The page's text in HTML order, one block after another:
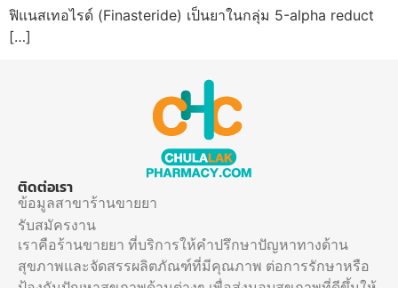
ฟิแนสเทอไรด์ (Finasteride) เป็นยาในกลุ่ม 5-alpha reduct
[…]
ติดต่อเรา
ข้อมูลสาขาร้านขายยา
รับสมัครงาน
เราคือร้านขายยา ที่บริการให้คำปรึกษาปัญหาทางด้าน
สุขภาพและจัดสรรผลิตภัณฑ์ที่มีคุณภาพ ต่อการรักษาหรือ